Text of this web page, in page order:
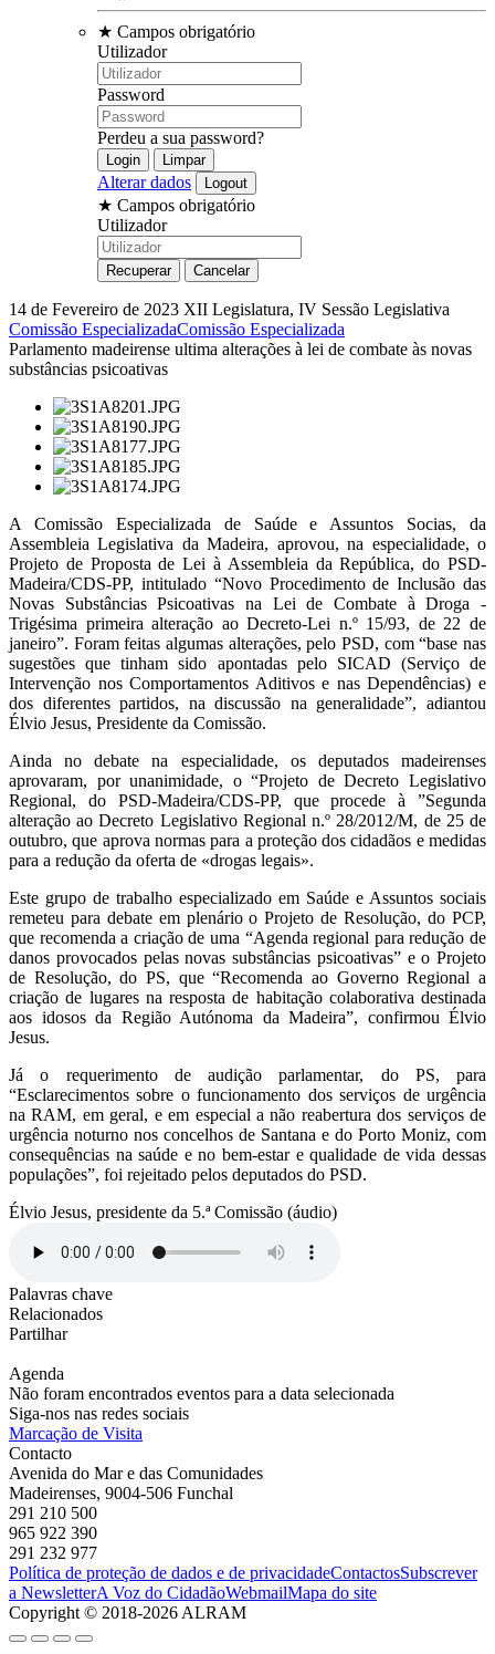
★ Campos obrigatório
Utilizador
Password
Perdeu a sua password?
Alterar dados
★ Campos obrigatório
Utilizador
14 de Fevereiro de 2023 XII Legislatura, IV Sessão Legislativa
Comissão EspecializadaComissão Especializada
Parlamento madeirense ultima alterações à lei de combate às novas
substâncias psicoativas
A Comissão Especializada de Saúde e Assuntos Socias, da
Assembleia Legislativa da Madeira, aprovou, na especialidade, o
Projeto de Proposta de Lei à Assembleia da República, do PSD-
Madeira/CDS-PP, intitulado “Novo Procedimento de Inclusão das
Novas Substâncias Psicoativas na Lei de Combate à Droga -
Trigésima primeira alteração ao Decreto-Lei n.º 15/93, de 22 de
janeiro”. Foram feitas algumas alterações, pelo PSD, com “base nas
sugestões que tinham sido apontadas pelo SICAD (Serviço de
Intervenção nos Comportamentos Aditivos e nas Dependências) e
dos diferentes partidos, na discussão na generalidade”, adiantou
Élvio Jesus, Presidente da Comissão.
Ainda no debate na especialidade, os deputados madeirenses
aprovaram, por unanimidade, o “Projeto de Decreto Legislativo
Regional, do PSD-Madeira/CDS-PP, que procede à ”Segunda
alteração ao Decreto Legislativo Regional n.º 28/2012/M, de 25 de
outubro, que aprova normas para a proteção dos cidadãos e medidas
para a redução da oferta de «drogas legais».
Este grupo de trabalho especializado em Saúde e Assuntos sociais
remeteu para debate em plenário o Projeto de Resolução, do PCP,
que recomenda a criação de uma “Agenda regional para redução de
danos provocados pelas novas substâncias psicoativas” e o Projeto
de Resolução, do PS, que “Recomenda ao Governo Regional a
criação de lugares na resposta de habitação colaborativa destinada
aos idosos da Região Autónoma da Madeira”, confirmou Élvio
Jesus.
Já o requerimento de audição parlamentar, do PS, para
“Esclarecimentos sobre o funcionamento dos serviços de urgência
na RAM, em geral, e em especial a não reabertura dos serviços de
urgência noturno nos concelhos de Santana e do Porto Moniz, com
consequências na saúde e no bem-estar e qualidade de vida dessas
populações”, foi rejeitado pelos deputados do PSD.
Élvio Jesus, presidente da 5.ª Comissão (áudio)
Palavras chave
Relacionados
Partilhar
Agenda
Não foram encontrados eventos para a data selecionada
Siga-nos nas redes sociais
Marcação de Visita
Contacto
Avenida do Mar e das Comunidades
Madeirenses, 9004-506 Funchal
291 210 500
965 922 390
291 232 977
Política de proteção de dados e de privacidadeContactosSubscrever
a NewsletterA Voz do CidadãoWebmailMapa do site
Copyright © 2018-2026 ALRAM